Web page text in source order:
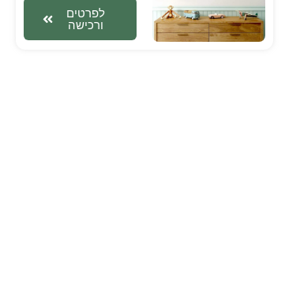
לפרטים
ורכישה